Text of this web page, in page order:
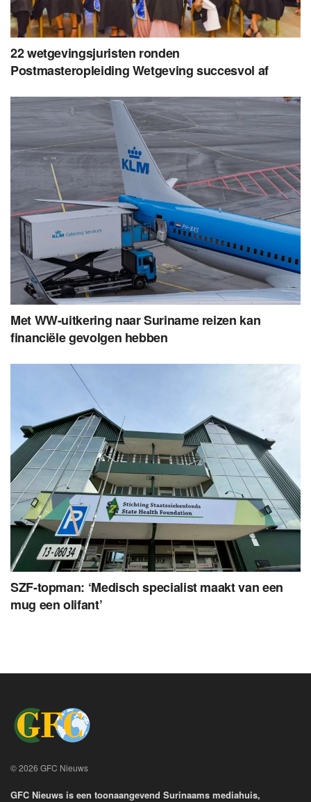
22 wetgevingsjuristen ronden
Postmasteropleiding Wetgeving succesvol af
Met WW-uitkering naar Suriname reizen kan
financiële gevolgen hebben
SZF-topman: ‘Medisch specialist maakt van een
mug een olifant’
© 2026 GFC Nieuws
GFC Nieuws is een toonaangevend Surinaams mediahuis,